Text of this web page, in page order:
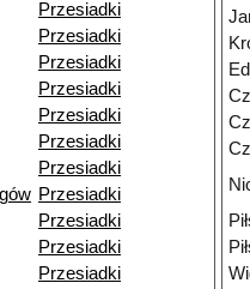
Przesiadki
Przesiadki
Przesiadki
Przesiadki
Przesiadki
Przesiadki
Przesiadki
Przesiadki
Przesiadki
Przesiadki
Przesiadki